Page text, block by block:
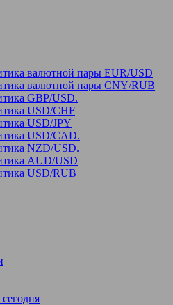
валютной пары EUR/USD
валютной пары CNY/RUB
GBP/USD.
USD/CHF
USD/JPY
USD/CAD.
NZD/USD.
AUD/USD
USD/RUB